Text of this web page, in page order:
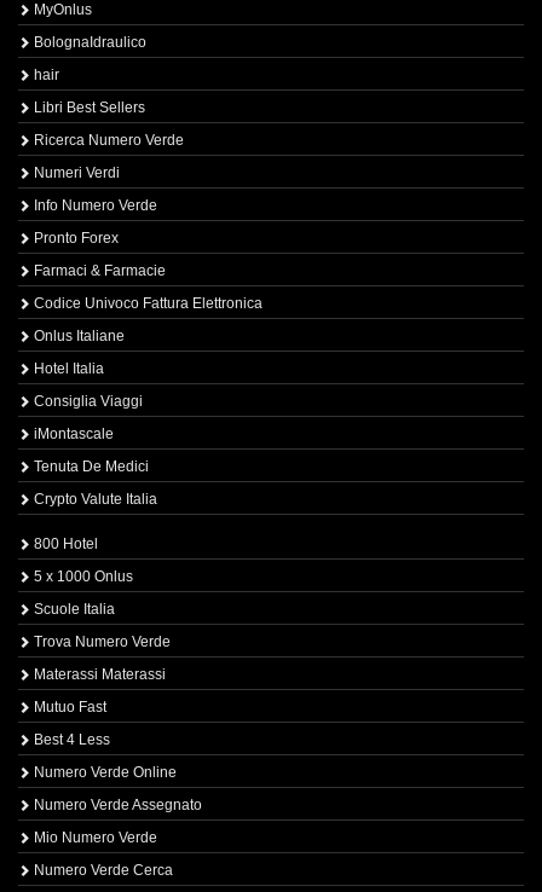
MyOnlus
BolognaIdraulico
hair
Libri Best Sellers
Ricerca Numero Verde
Numeri Verdi
Info Numero Verde
Pronto Forex
Farmaci & Farmacie
Codice Univoco Fattura Elettronica
Onlus Italiane
Hotel Italia
Consiglia Viaggi
iMontascale
Tenuta De Medici
Crypto Valute Italia
800 Hotel
5 x 1000 Onlus
Scuole Italia
Trova Numero Verde
Materassi Materassi
Mutuo Fast
Best 4 Less
Numero Verde Online
Numero Verde Assegnato
Mio Numero Verde
Numero Verde Cerca